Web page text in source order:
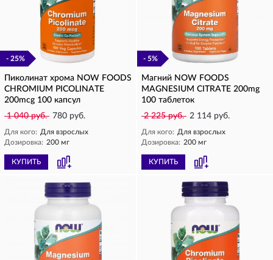
- 25%
Пиколинат хрома NOW FOODS
CHROMIUM PICOLINATE
200mcg 100 капсул
1 040 руб. 780 руб.
Для кого: Для взрослых
Дозировка: 200 мг
КУПИТЬ
- 5%
Магний NOW FOODS
MAGNESIUM CITRATE 200mg
100 таблеток
2 225 руб. 2 114 руб.
Для кого: Для взрослых
Дозировка: 200 мг
КУПИТЬ